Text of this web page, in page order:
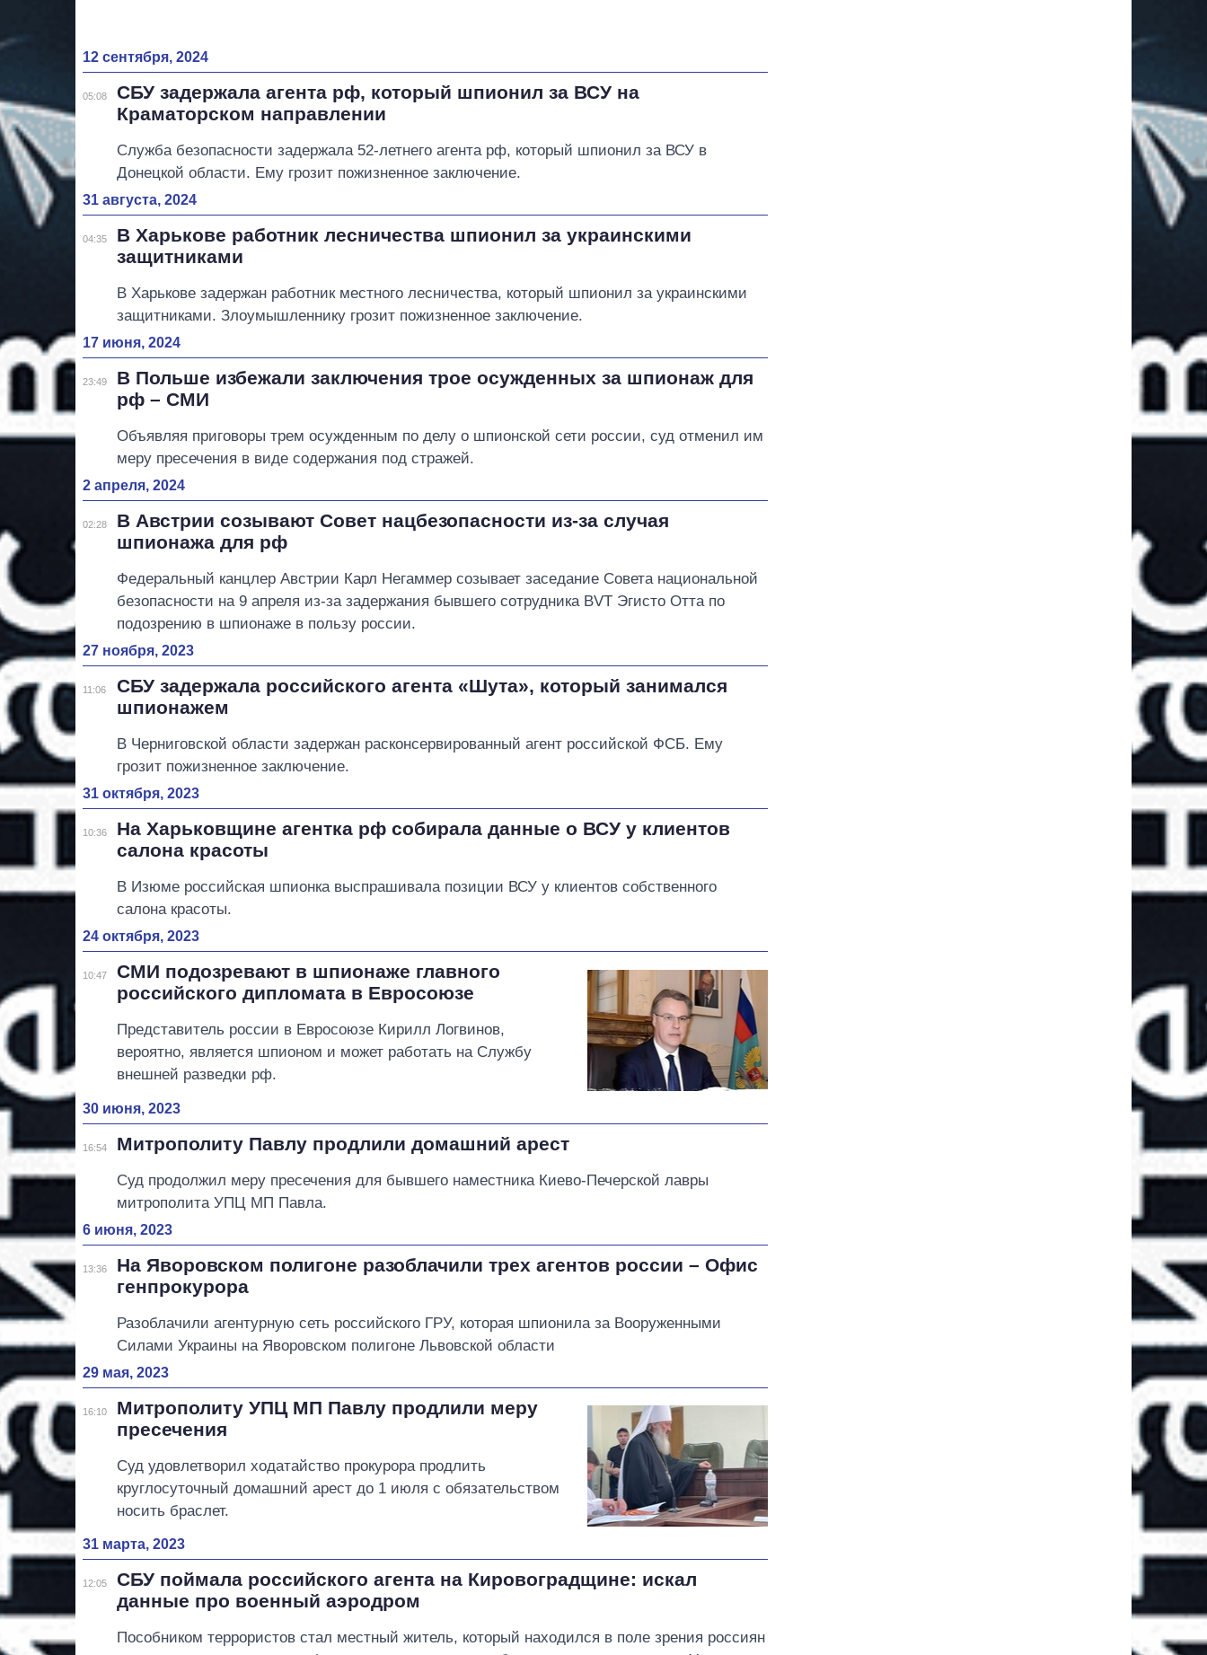
12 сентября, 2024
05:08
СБУ задержала агента рф, который шпионил за ВСУ на
Краматорском направлении
Служба безопасности задержала 52-летнего агента рф, который шпионил за ВСУ в
Донецкой области. Ему грозит пожизненное заключение.
31 августа, 2024
04:35
В Харькове работник лесничества шпионил за украинскими
защитниками
В Харькове задержан работник местного лесничества, который шпионил за украинскими
защитниками. Злоумышленнику грозит пожизненное заключение.
17 июня, 2024
23:49
В Польше избежали заключения трое осужденных за шпионаж для
рф – СМИ
Объявляя приговоры трем осужденным по делу о шпионской сети россии, суд отменил им
меру пресечения в виде содержания под стражей.
2 апреля, 2024
02:28
В Австрии созывают Совет нацбезопасности из-за случая
шпионажа для рф
Федеральный канцлер Австрии Карл Негаммер созывает заседание Совета национальной
безопасности на 9 апреля из-за задержания бывшего сотрудника BVT Эгисто Отта по
подозрению в шпионаже в пользу россии.
27 ноября, 2023
11:06
СБУ задержала российского агента «Шута», который занимался
шпионажем
В Черниговской области задержан расконсервированный агент российской ФСБ. Ему
грозит пожизненное заключение.
31 октября, 2023
10:36
На Харьковщине агентка рф собирала данные о ВСУ у клиентов
салона красоты
В Изюме российская шпионка выспрашивала позиции ВСУ у клиентов собственного
салона красоты.
24 октября, 2023
10:47
СМИ подозревают в шпионаже главного
российского дипломата в Евросоюзе
Представитель россии в Евросоюзе Кирилл Логвинов,
вероятно, является шпионом и может работать на Службу
внешней разведки рф.
30 июня, 2023
16:54 Митрополиту Павлу продлили домашний арест
Суд продолжил меру пресечения для бывшего наместника Киево-Печерской лавры
митрополита УПЦ МП Павла.
6 июня, 2023
13:36
На Яворовском полигоне разоблачили трех агентов россии – Офис
генпрокурора
Разоблачили агентурную сеть российского ГРУ, которая шпионила за Вооруженными
Силами Украины на Яворовском полигоне Львовской области
29 мая, 2023
16:10
Митрополиту УПЦ МП Павлу продлили меру
пресечения
Суд удовлетворил ходатайство прокурора продлить
круглосуточный домашний арест до 1 июля с обязательством
носить браслет.
31 марта, 2023
12:05
СБУ поймала российского агента на Кировоградщине: искал
данные про военный аэродром
Пособником террористов стал местный житель, который находился в поле зрения россиян